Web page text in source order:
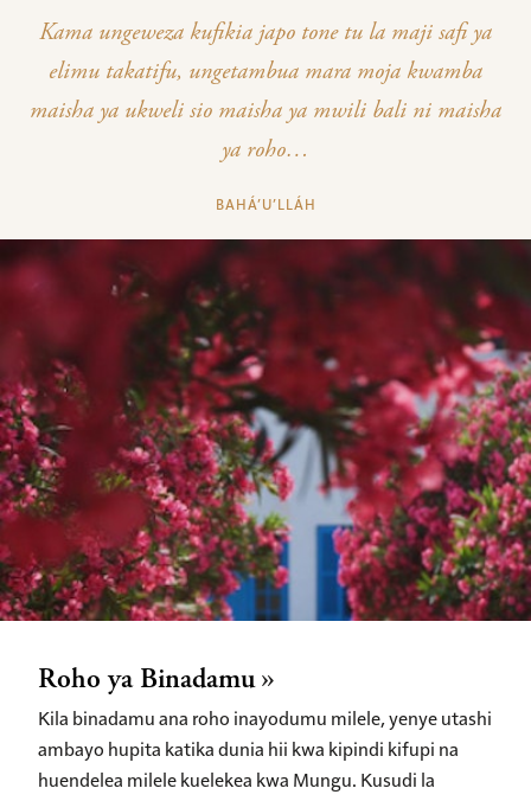
Kama ungeweza kufikia japo tone tu la maji safi ya
elimu takatifu, ungetambua mara moja kwamba
maisha ya ukweli sio maisha ya mwili bali ni maisha
ya roho…
BAHÁ’U’LLÁH
Roho ya Binadamu
Kila binadamu ana roho inayodumu milele, yenye utashi
ambayo hupita katika dunia hii kwa kipindi kifupi na
huendelea milele kuelekea kwa Mungu. Kusudi la